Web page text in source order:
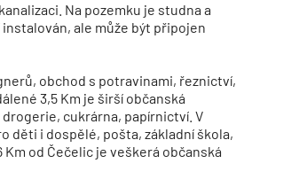
Na pozemku je studna a
ale může být připojen
obchod s potravinami, řeznictví,
3,5 Km je širší občanská
cukrárna, papírnictví. V
děti i dospělé, pošta, základní škola,
od Čečelic je veškerá občanská